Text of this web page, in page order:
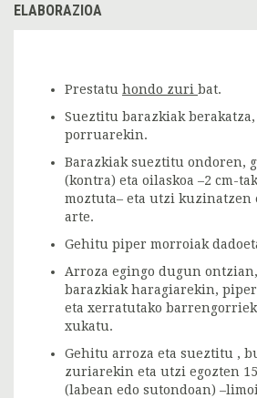
ELABORAZIOA
Prestatu hondo zuri bat.
Sueztitu barazkiak berakatza,
porruarekin.
Barazkiak sueztitu ondoren,
(kontra) eta oilaskoa –2 cm-
moztuta– eta utzi kuzinatzen
arte.
Gehitu piper morroiak
Arroza egingo dugun
barazkiak haragiarekin,
eta xerratutako
xukatu.
Gehitu arroza eta sueztitu ,
zuriarekin eta utzi egozten
(labean edo sutondoan)